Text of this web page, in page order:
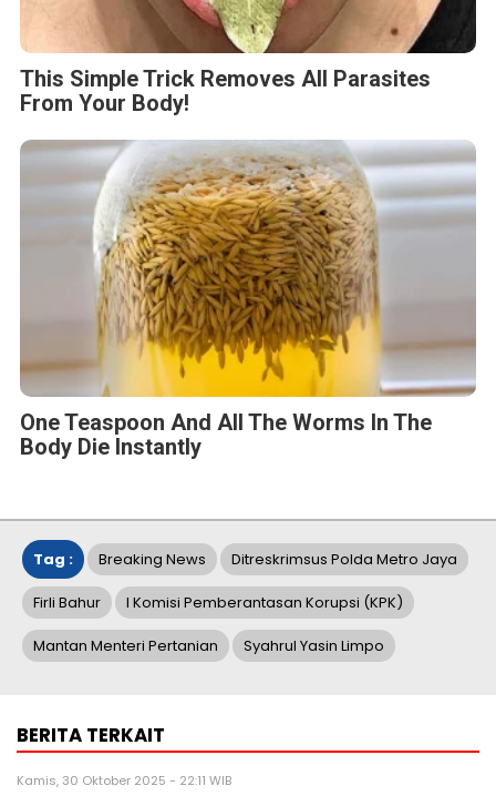
This Simple Trick Removes All Parasites
From Your Body!
One Teaspoon And All The Worms In The
Body Die Instantly
Tag : Breaking News Ditreskrimsus Polda Metro Jaya
Firli Bahur I Komisi Pemberantasan Korupsi (KPK)
Mantan Menteri Pertanian Syahrul Yasin Limpo
BERITA TERKAIT
Kamis, 30 Oktober 2025 - 22:11 WIB